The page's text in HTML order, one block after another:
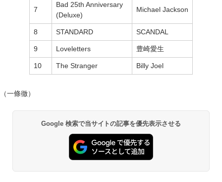
7
Bad 25th Anniversary
(Deluxe)
Michael Jackson
8 STANDARD SCANDAL
9 Loveletters 豊崎愛生
10 The Stranger Billy Joel
（一條徹）
Google 検索で当サイトの記事を優先表示させる